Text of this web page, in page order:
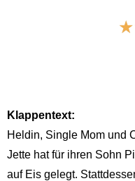
☆
Klappentext:
Heldin, Single Mom und
Jette hat für ihren Sohn
auf Eis gelegt.